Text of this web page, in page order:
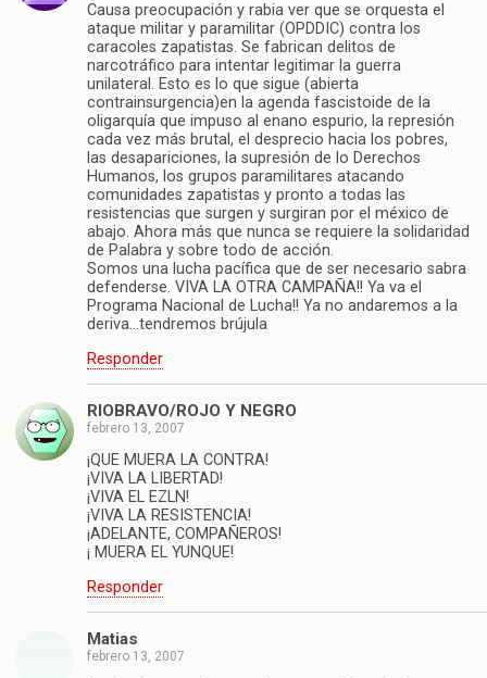
Causa preocupación y rabia ver que se orquesta el
ataque militar y paramilitar (OPDDIC) contra los
caracoles zapatistas. Se fabrican delitos de
narcotráfico para intentar legitimar la guerra
unilateral. Esto es lo que sigue (abierta
contrainsurgencia)en la agenda fascistoide de la
oligarquía que impuso al enano espurio, la represión
cada vez más brutal, el desprecio hacia los pobres,
las desapariciones, la supresión de lo Derechos
Humanos, los grupos paramilitares atacando
comunidades zapatistas y pronto a todas las
resistencias que surgen y surgiran por el méxico de
abajo. Ahora más que nunca se requiere la solidaridad
de Palabra y sobre todo de acción.
Somos una lucha pacífica que de ser necesario sabra
defenderse. VIVA LA OTRA CAMPAÑA!! Ya va el
Programa Nacional de Lucha!! Ya no andaremos a la
deriva…tendremos brújula
Responder
RIOBRAVO/ROJO Y NEGRO
febrero 13, 2007
¡QUE MUERA LA CONTRA!
¡VIVA LA LIBERTAD!
¡VIVA EL EZLN!
¡VIVA LA RESISTENCIA!
¡ADELANTE, COMPAÑEROS!
¡ MUERA EL YUNQUE!
Responder
Matias
febrero 13, 2007